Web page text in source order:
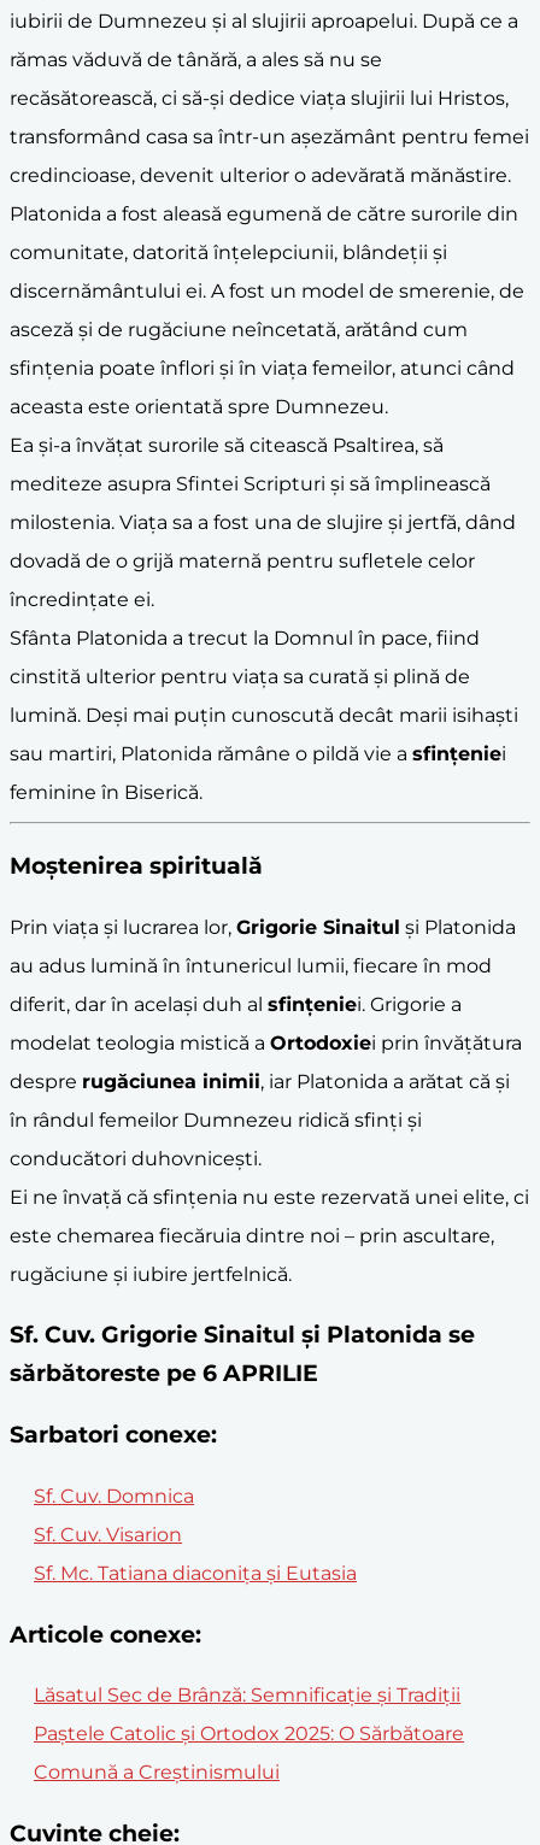
iubirii de Dumnezeu și al slujirii aproapelui. După ce a
rămas văduvă de tânără, a ales să nu se
recăsătorească, ci să-și dedice viața slujirii lui Hristos,
transformând casa sa într-un așezământ pentru femei
credincioase, devenit ulterior o adevărată mănăstire.
Platonida a fost aleasă egumenă de către surorile din
comunitate, datorită înțelepciunii, blândeții și
discernământului ei. A fost un model de smerenie, de
asceză și de rugăciune neîncetată, arătând cum
sfințenia poate înflori și în viața femeilor, atunci când
aceasta este orientată spre Dumnezeu.
Ea și-a învățat surorile să citească Psaltirea, să
mediteze asupra Sfintei Scripturi și să împlinească
milostenia. Viața sa a fost una de slujire și jertfă, dând
dovadă de o grijă maternă pentru sufletele celor
încredințate ei.
Sfânta Platonida a trecut la Domnul în pace, fiind
cinstită ulterior pentru viața sa curată și plină de
lumină. Deși mai puțin cunoscută decât marii isihaști
sau martiri, Platonida rămâne o pildă vie a sfințeniei
feminine în Biserică.
Moștenirea spirituală
Prin viața și lucrarea lor, Grigorie Sinaitul și Platonida
au adus lumină în întunericul lumii, fiecare în mod
diferit, dar în același duh al sfințeniei. Grigorie a
modelat teologia mistică a Ortodoxiei prin învățătura
despre rugăciunea inimii, iar Platonida a arătat că și
în rândul femeilor Dumnezeu ridică sfinți și
conducători duhovnicești.
Ei ne învață că sfințenia nu este rezervată unei elite, ci
este chemarea fiecăruia dintre noi – prin ascultare,
rugăciune și iubire jertfelnică.
Sf. Cuv. Grigorie Sinaitul și Platonida se
sărbătoreste pe 6 APRILIE
Sarbatori conexe:
Sf. Cuv. Domnica
Sf. Cuv. Visarion
Sf. Mc. Tatiana diaconița și Eutasia
Articole conexe:
Lăsatul Sec de Brânză: Semnificație și Tradiții
Paștele Catolic și Ortodox 2025: O Sărbătoare
Comună a Creștinismului
Cuvinte cheie: